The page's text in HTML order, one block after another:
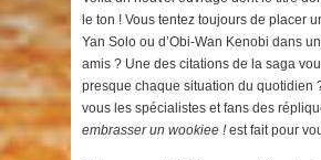
le ton ! Vous tentez toujours de placer
Yan Solo ou d’Obi-Wan Kenobi dans
amis ? Une des citations de la saga
presque chaque situation du quotidien
vous les spécialistes et fans des
embrasser un wookiee !est fait pour